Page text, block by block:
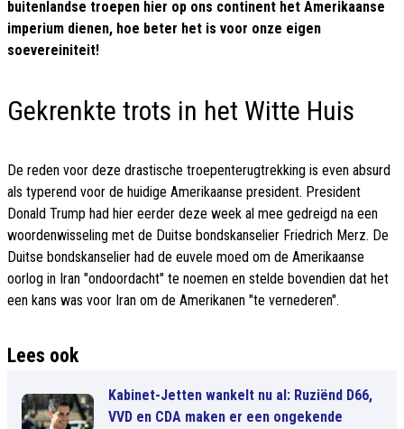
buitenlandse troepen hier op ons continent het Amerikaanse
imperium dienen, hoe beter het is voor onze eigen
soevereiniteit!
Gekrenkte trots in het Witte Huis
De reden voor deze drastische troepenterugtrekking is even absurd
als typerend voor de huidige Amerikaanse president. President
Donald Trump had hier eerder deze week al mee gedreigd na een
woordenwisseling met de Duitse bondskanselier Friedrich Merz. De
Duitse bondskanselier had de euvele moed om de Amerikaanse
oorlog in Iran "ondoordacht" te noemen en stelde bovendien dat het
een kans was voor Iran om de Amerikanen "te vernederen".
Lees ook
Kabinet-Jetten wankelt nu al: Ruziënd D66,
VVD en CDA maken er een ongekende